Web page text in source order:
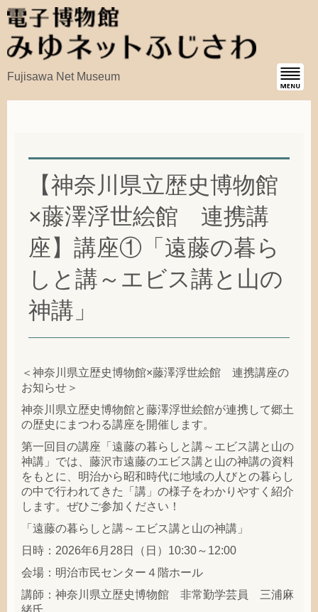
Fujisawa Net Museum
【神奈川県立歴史博物館
×藤澤浮世絵館 連携講
座】講座①「遠藤の暮ら
しと講～エビス講と山の
神講」
＜神奈川県立歴史博物館×藤澤浮世絵館 連携講座の
お知らせ＞
神奈川県立歴史博物館と藤澤浮世絵館が連携して郷土
の歴史にまつわる講座を開催します。
第一回目の講座「遠藤の暮らしと講～エビス講と山の
神講」では、藤沢市遠藤のエビス講と山の神講の資料
をもとに、明治から昭和時代に地域の人びとの暮らし
の中で行われてきた「講」の様子をわかりやすく紹介
します。ぜひご参加ください！
「遠藤の暮らしと講～エビス講と山の神講」
日時：2026年6月28日（日）10:30～12:00
会場：明治市民センター４階ホール
講師：神奈川県立歴史博物館 非常勤学芸員 三浦麻
緒氏